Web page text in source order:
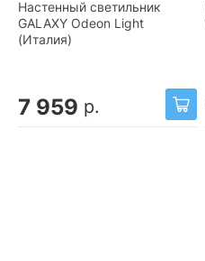
Настенный светильник
GALAXY Odeon Light
(Италия)
7 959 р.